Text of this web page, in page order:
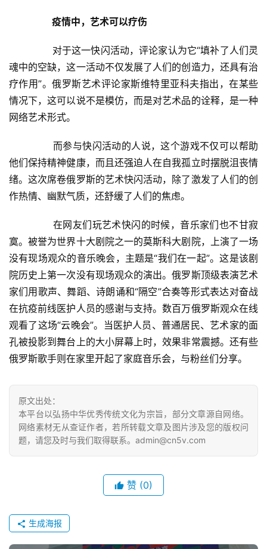
疫情中，艺术可以疗伤
魂中的空缺，这一活动不仅发展了人们的创造力，还具有治
疗作用”。俄罗斯艺术评论家斯维特里亚科夫指出，在某些
情况下，这可以说不是模仿，而是对艺术品的诠释，是一种
网络艺术形式。
他们保持精神健康，而且还强迫人在自我孤立时摆脱沮丧情
绪。这次席卷俄罗斯的艺术快闪活动，除了激发了人们的创
作热情、幽默气质，还舒缓了人们的焦虑。
寞。被誉为世界十大剧院之一的莫斯科大剧院，上演了一场
没有现场观众的音乐晚会，主题是“我们在一起”。这是该剧
院历史上第一次没有现场观众的演出。俄罗斯顶级表演艺术
家们用歌声、舞蹈、诗朗诵和“隔空”合奏等形式表达对奋战
在抗疫前线医护人员的感谢与支持。数百万俄罗斯观众在线
观看了这场“云晚会”。当医护人员、普通居民、艺术家的面
孔被投影到舞台上的大小屏幕上时，效果非常震撼。还有些
俄罗斯歌手则在家里开起了家庭音乐会，与粉丝们分享。
原文出处：
本平台以弘扬中华优秀传统文化为宗旨，部分文章源自网络。
网络素材无从查证作者，若所转载文章及图片涉及您的版权问
题，请您及时与我们取得联系。admin@cn5v.com
赞 (0)
生成海报